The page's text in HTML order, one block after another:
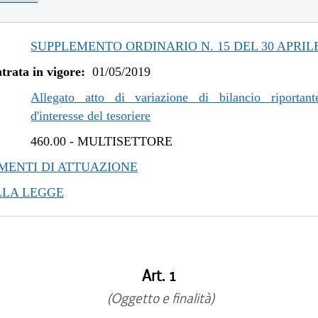
al 25/02/2021
al 01/07/2020
al 06/11/2019
al 10/07/2019
SUPPLEMENTO ORDINARIO N. 15 DEL 30
in vigore: 01/05/2019
Allegato atto di variazione di bilancio
d'interesse del tesoriere
460.00 -MULTISETTORE
DI ATTUAZIONE
LEGGE
Art. 1
(Oggetto e finalità)